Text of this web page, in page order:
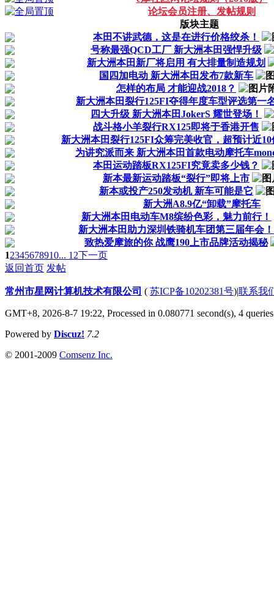
论坛会员注册、发帖规则
版块主题
本田不讲武德，这是在进行价格绞杀！
号称最强QCD工厂 新大洲本田强悍升级
新大洲本田新厂将启用 有大排量制造规划
国四加电动 新大洲本田发布7款新车
怎样的布局 才能迎战2018？
新大洲本田裂行125FI夺得年度车型评选第一
四大升级 新大洲本田JokerS 耀世登场！
战斗格小羊裂行RX125即将于香港开售
新大洲本田裂行125FI众筹完美收官，超预计近10
为讲究派而来 新大洲本田首款电动摩托车
本田运动踏板RX125FI究竟卖多少钱？
新本最新运动踏板“裂行”即将上市
新本或投产250发动机 新车可能是它
新大洲A8.9亿“卸载”摩托车
新大洲本田电动车M8缤纷色彩，魅力前行！
新大洲本田助力深圳铁骑机车团第三届年会！
致热爱摩旅的你 战鹰190上市品牌活动揭秘
12345678910... 12下一页
返回首页 发帖
常州市星网计算机技术有限公司 ( 苏ICP备10202381号)|联系我
GMT+8, 2026-8-7 19:22, Processed in 0.080771 second(s), 4 queries
Powered by Discuz! 7.2
© 2001-2009 Comsenz Inc.